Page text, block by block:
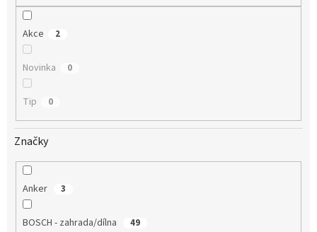
Akce 2
Novinka 0
Tip 0
Značky
Anker 3
BOSCH - zahrada/dílna 49